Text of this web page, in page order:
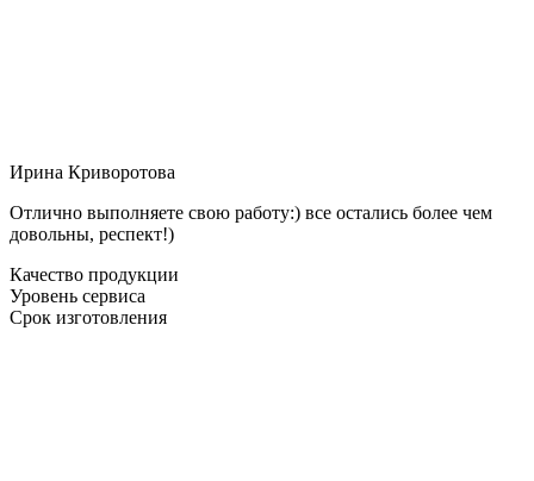
Ирина Криворотова
Отлично выполняете свою работу:) все остались более чем
довольны, респект!)
Качество продукции
Уровень сервиса
Срок изготовления